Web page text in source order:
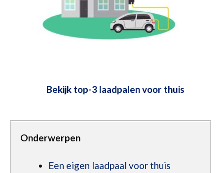
Bekijk top-3 laadpalen voor thuis
Onderwerpen
Een eigen laadpaal voor thuis